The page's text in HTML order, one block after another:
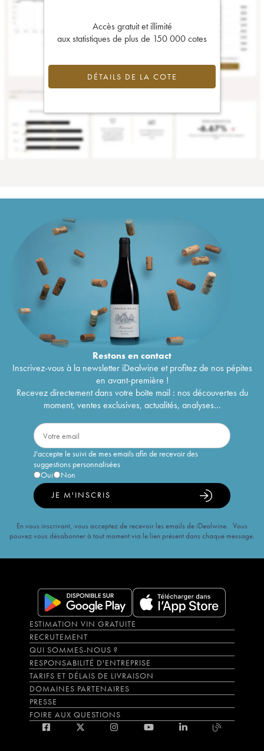
Accès gratuit et illimité
aux statistiques de plus de 150 000 cotes
DÉTAILS DE LA COTE
Restons encontact
Inscrivez-vous à la newsletter iDealwine et profitez de nos pépites
en avant-première !
Recevez directement dans votre boîte mail : nos découvertes du
moment, ventes exclusives, actualités, analyses...
J'accepte le suivi de mes emails afin de recevoir des
suggestions personnalisées
Oui
Non
JE M'INSCRIS
En vous inscrivant, vous acceptez de recevoir les emails de iDealwine. Vous
pouvez vous désabonner à tout moment via le lien présent dans chaque message.
ESTIMATION VIN GRATUITE
RECRUTEMENT
QUI SOMMES-NOUS ?
RESPONSABILITÉ D'ENTREPRISE
TARIFS ET DÉLAIS DE LIVRAISON
DOMAINES PARTENAIRES
PRESSE
FOIRE AUX QUESTIONS